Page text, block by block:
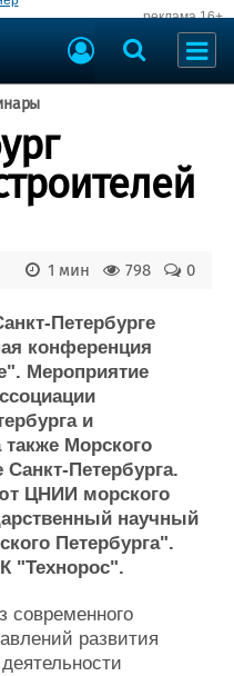
реклама 16+
площадка
флота
Флот
Галерея флота
Форум
0
798
1 мин
Петербурге
конференция
Мероприятие
и
Морского
Санкт-Петербурга.
ЦНИИ морского
научный
Петербурга".
"Технорос".
современного
развития